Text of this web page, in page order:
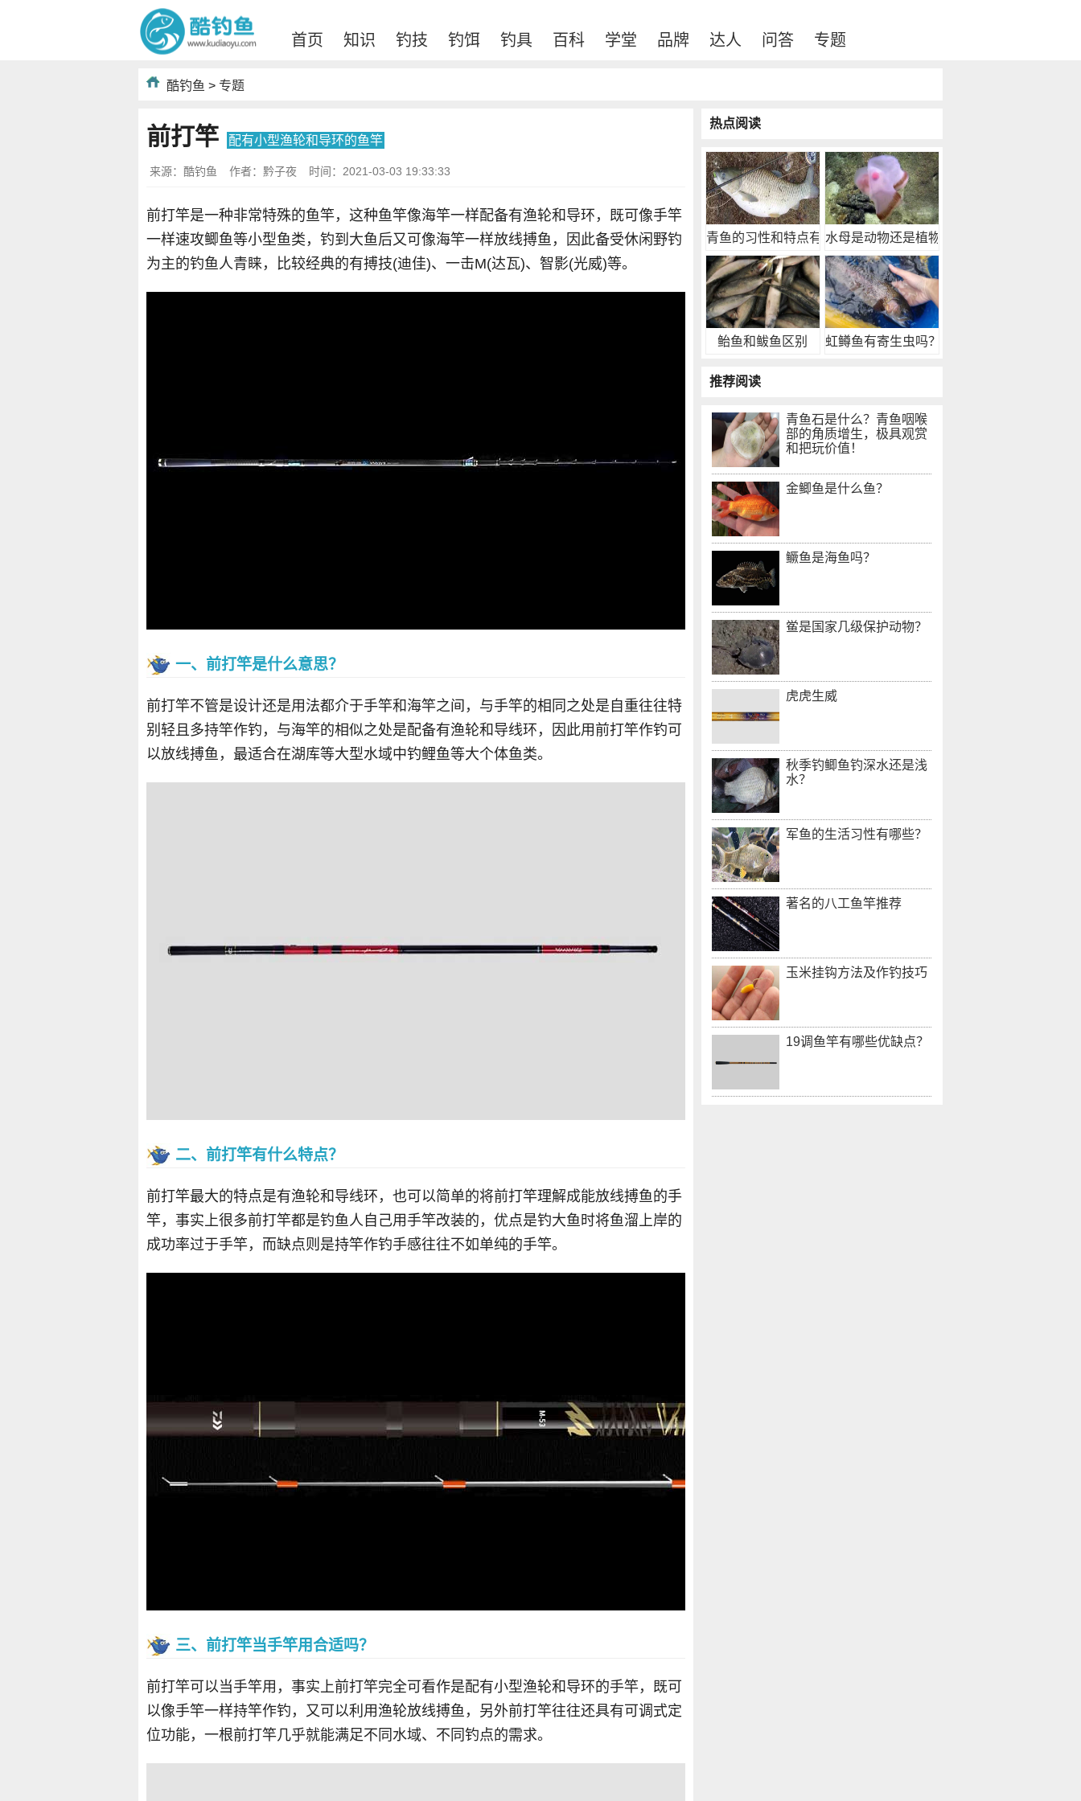
首页 知识 钓技 钓饵 钓具 百科 学堂 品牌 达人 问答 专题
酷钓鱼 > 专题
前打竿 配有小型渔轮和导环的鱼竿
来源：酷钓鱼 作者：黔子夜 时间：2021-03-03 19:33:33
前打竿是一种非常特殊的鱼竿，这种鱼竿像海竿一样配备有渔轮和导环，既可像手竿
一样速攻鲫鱼等小型鱼类，钓到大鱼后又可像海竿一样放线搏鱼，因此备受休闲野钓
为主的钓鱼人青睐，比较经典的有搏技(迪佳)、一击M(达瓦)、智影(光威)等。
一、前打竿是什么意思？
前打竿不管是设计还是用法都介于手竿和海竿之间，与手竿的相同之处是自重往往特
别轻且多持竿作钓，与海竿的相似之处是配备有渔轮和导线环，因此用前打竿作钓可
以放线搏鱼，最适合在湖库等大型水域中钓鲤鱼等大个体鱼类。
二、前打竿有什么特点？
前打竿最大的特点是有渔轮和导线环，也可以简单的将前打竿理解成能放线搏鱼的手
竿，事实上很多前打竿都是钓鱼人自己用手竿改装的，优点是钓大鱼时将鱼溜上岸的
成功率过于手竿，而缺点则是持竿作钓手感往往不如单纯的手竿。
三、前打竿当手竿用合适吗？
前打竿可以当手竿用，事实上前打竿完全可看作是配有小型渔轮和导环的手竿，既可
以像手竿一样持竿作钓，又可以利用渔轮放线搏鱼，另外前打竿往往还具有可调式定
位功能，一根前打竿几乎就能满足不同水域、不同钓点的需求。
热点阅读
青鱼的习性和特点有哪水母是动物还是植物？
鲐鱼和鲅鱼区别 虹鳟鱼有寄生虫吗？虹
推荐阅读
青鱼石是什么？青鱼咽喉
部的角质增生，极具观赏
和把玩价值！
金鲫鱼是什么鱼？
鳜鱼是海鱼吗？
鲎是国家几级保护动物？
虎虎生威
秋季钓鲫鱼钓深水还是浅
水？
军鱼的生活习性有哪些？
著名的八工鱼竿推荐
玉米挂钩方法及作钓技巧
19调鱼竿有哪些优缺点？